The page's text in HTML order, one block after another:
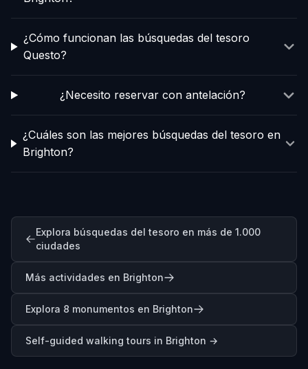
¿Cómo funcionan las búsquedas del tesoro
Questo?
¿Necesito reservar con antelación?
¿Cuáles son las mejores búsquedas del tesoro en
Brighton?
Explora búsquedas del tesoro en más de 1.000
ciudades
Más actividades en Brighton
Explora 8 monumentos en Brighton
Self-guided walking tours in Brighton →